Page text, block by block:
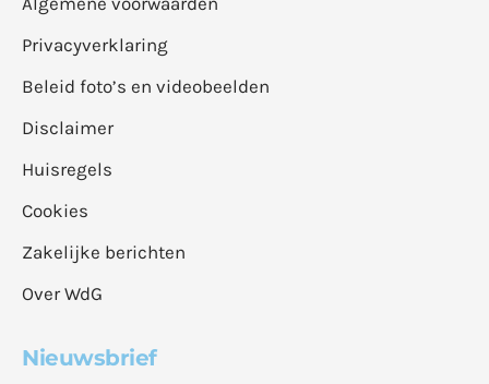
Privacyverklaring
Beleid foto’s en videobeelden
Disclaimer
Huisregels
Cookies
Zakelijke berichten
Over WdG
Nieuwsbrief